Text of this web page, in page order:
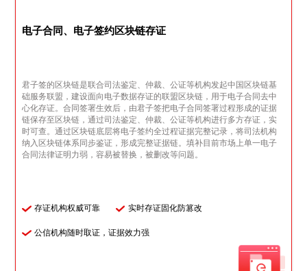
电子合同、电子签约区块链存证
君子签的区块链是联合司法鉴定、仲裁、公证等机构发起中国区块链基
础服务联盟，建设面向电子数据存证的联盟区块链，用于电子合同去中
心化存证。合同签署生效后，由君子签把电子合同签署过程形成的证据
链保存至区块链，通过司法鉴定、仲裁、公证等机构进行多方存证，实
时可查。通过区块链底层将电子签约全过程证据完整记录，将司法机构
纳入区块链体系同步鉴证，形成完整证据链。填补目前市场上单一电子
合同法律证明力弱，容易被替换，被删改等问题。
存证机构权威可靠 实时存证固化防篡改
公信机构随时取证，证据效力强